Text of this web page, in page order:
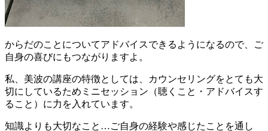
からだのことについてアドバイスできるようになるので、ご
自身の喜びにもつながりますよ。
私、美波の講座の特徴としては、カウンセリングをとても大
切にしているためミニセッション（聴くこと・アドバイスす
ること）に力を入れています。
知識よりも大切なこと…ご自身の経験や感じたことを通し